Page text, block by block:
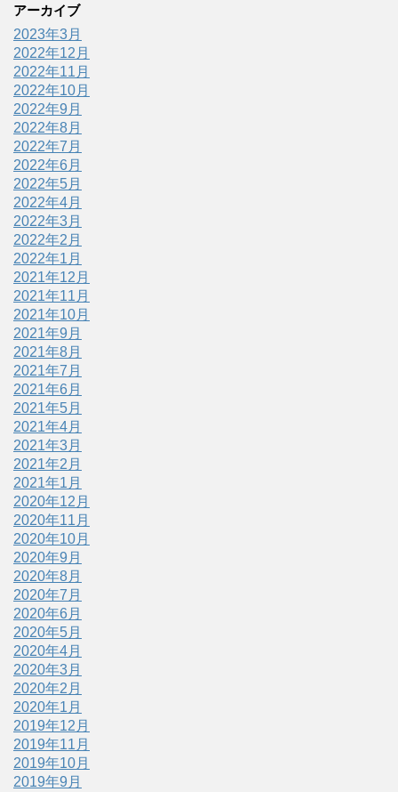
アーカイブ
2023年3月
2022年12月
2022年11月
2022年10月
2022年9月
2022年8月
2022年7月
2022年6月
2022年5月
2022年4月
2022年3月
2022年2月
2022年1月
2021年12月
2021年11月
2021年10月
2021年9月
2021年8月
2021年7月
2021年6月
2021年5月
2021年4月
2021年3月
2021年2月
2021年1月
2020年12月
2020年11月
2020年10月
2020年9月
2020年8月
2020年7月
2020年6月
2020年5月
2020年4月
2020年3月
2020年2月
2020年1月
2019年12月
2019年11月
2019年10月
2019年9月